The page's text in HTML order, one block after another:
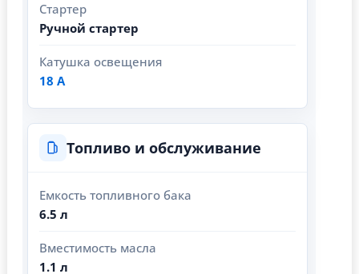
Стартер
Ручной стартер
Катушка освещения
18 А
Топливо и обслуживание
Емкость топливного бака
6.5 л
Вместимость масла
1.1 л